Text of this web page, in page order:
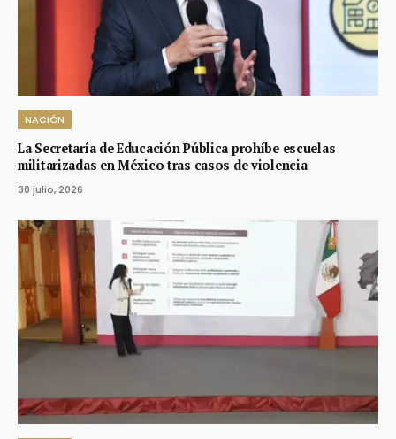
NACIÓN
La Secretaría de Educación Pública prohíbe escuelas
militarizadas en México tras casos de violencia
30 julio, 2026